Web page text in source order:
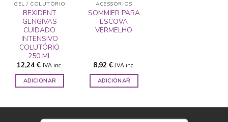
GEL / COLUTÓRIO
BEXIDENT
GENGIVAS
CUIDADO
INTENSIVO
COLUTÓRIO
250 ML
12,24€ IVA inc.
ADICIONAR
ACESSÓRIOS
SOMMIER PARA
ESCOVA
VERMELHO
8,92€ IVA inc.
ADICIONAR